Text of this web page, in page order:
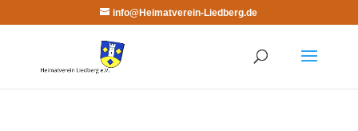
info@Heimatverein-Liedberg.de